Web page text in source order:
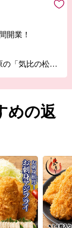
開業！
の「気比の松
の幸。
。
沙別神（いさ
スバーへ貼り付
めの返